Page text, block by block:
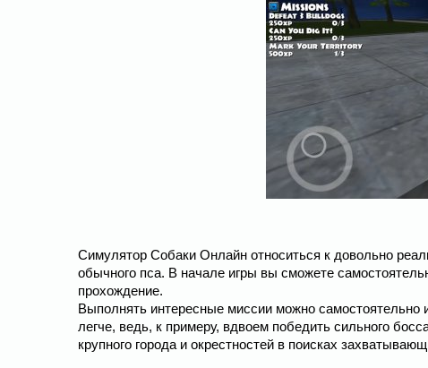
Симулятор Собаки Онлайн относиться к довольно
обычного пса. В начале игры вы сможете
прохождение.
Выполнять интересные миссии можно самостоятельно
легче, ведь, к примеру, вдвоем победить сильного
крупного города и окрестностей в поисках